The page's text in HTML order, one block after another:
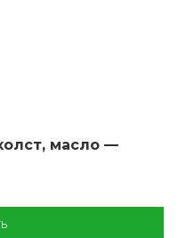
масло —